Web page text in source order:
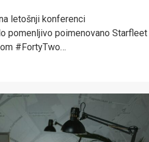
letošnji konferenci
pomenljivo poimenovano Starfleet
#FortyTwo…